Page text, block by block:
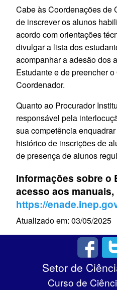
Cabe às Coordenações de
de inscrever os alunos
acordo com orientações
divulgar a lista dos
acompanhar a adesão dos
Estudante e de preencher
Coordenador.
Quanto ao Procurador
responsável pela
sua competência
histórico de inscrições de
de presença de alunos
Informações sobre o
acesso aos
https://
Atualizado em: 03/05/2025
Setor de
Curso de